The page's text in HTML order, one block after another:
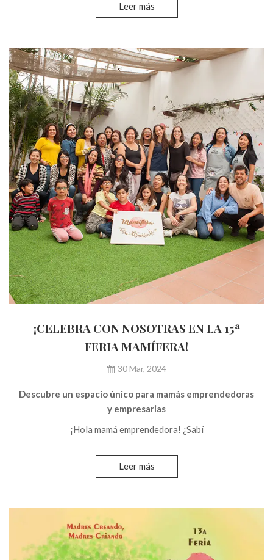
Leer más
30 Mar, 2024
¡CELEBRA CON NOSOTRAS EN LA 15ª
FERIA MAMÍFERA!
Descubre un espacio único para mamás emprendedoras
y empresarias
¡Hola mamá emprendedora! ¿Sabí
Leer más